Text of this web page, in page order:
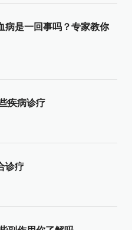
病是一回事吗？专家教你
疾病诊疗
诊疗